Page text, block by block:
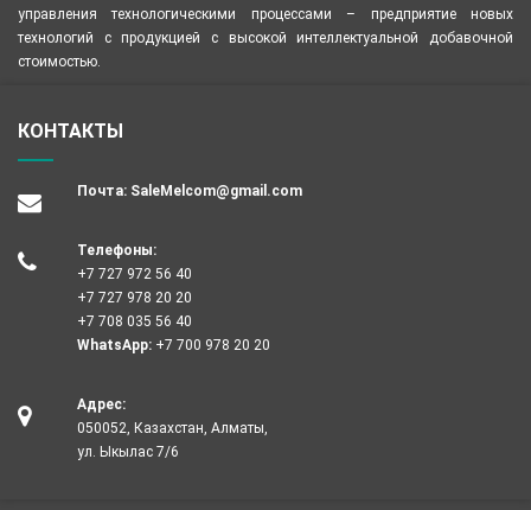
управления технологическими процессами – предприятие новых
технологий с продукцией с высокой интеллектуальной добавочной
стоимостью.
КОНТАКТЫ
Почта: SaleMelcom@gmail.com
Телефоны:
+7 727 972 56 40
+7 727 978 20 20
+7 708 035 56 40
WhatsApp: +7 700 978 20 20
Адрес:
050052, Казахстан, Алматы,
ул. Ыкылас 7/6